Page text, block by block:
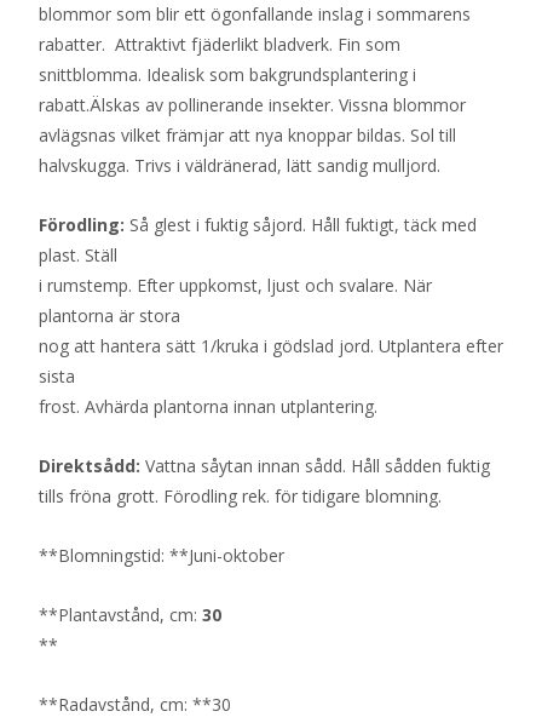
blommor som blir ett ögonfallande inslag i sommarens
rabatter. Attraktivt fjäderlikt bladverk. Fin som
snittblomma. Idealisk som bakgrundsplantering i
rabatt.Älskas av pollinerande insekter. Vissna blommor
avlägsnas vilket främjar att nya knoppar bildas. Sol till
halvskugga. Trivs i väldränerad, lätt sandig mulljord.
Förodling: Så glest i fuktig såjord. Håll fuktigt, täck med
plast. Ställ
i rumstemp. Efter uppkomst, ljust och svalare. När
plantorna är stora
nog att hantera sätt 1/kruka i gödslad jord. Utplantera efter
sista
frost. Avhärda plantorna innan utplantering.
Direktsådd: Vattna såytan innan sådd. Håll sådden fuktig
tills fröna grott. Förodling rek. för tidigare blomning.
**Blomningstid: **Juni-oktober
**Plantavstånd, cm: 30
**
**Radavstånd, cm: **30